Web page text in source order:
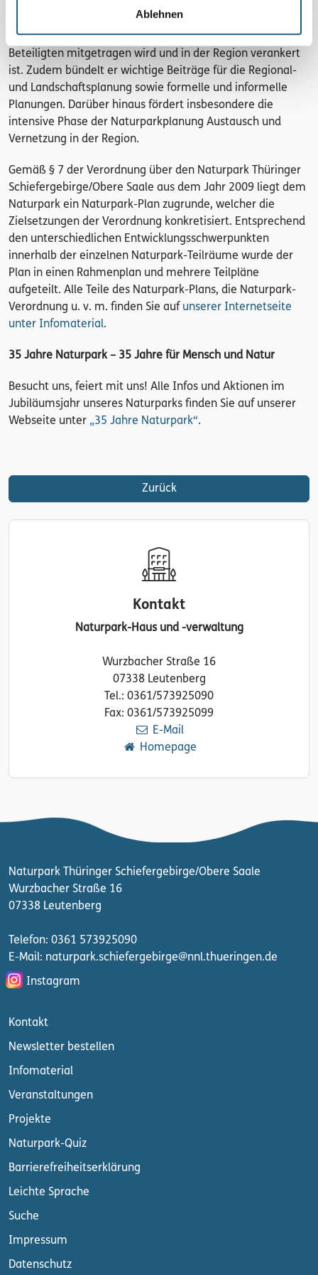
Ablehnen
Regionalentwicklung ist alles im Naturpark-Plan vertreten.
Er ist als gemeinsames Leitbild zu verstehen, das von allen
Beteiligten mitgetragen wird und in der Region verankert
ist. Zudem bündelt er wichtige Beiträge für die Regional-
und Landschaftsplanung sowie formelle und informelle
Planungen. Darüber hinaus fördert insbesondere die
intensive Phase der Naturparkplanung Austausch und
Vernetzung in der Region.
Gemäß § 7 der Verordnung über den Naturpark Thüringer
Schiefergebirge/Obere Saale aus dem Jahr 2009 liegt dem
Naturpark ein Naturpark-Plan zugrunde, welcher die
Zielsetzungen der Verordnung konkretisiert. Entsprechend
den unterschiedlichen Entwicklungsschwerpunkten
innerhalb der einzelnen Naturpark-Teilräume wurde der
Plan in einen Rahmenplan und mehrere Teilpläne
aufgeteilt. Alle Teile des Naturpark-Plans, die Naturpark-
Verordnung u. v. m. finden Sie auf unserer Internetseite
unter Infomaterial.
35 Jahre Naturpark – 35 Jahre für Mensch und Natur
Besucht uns, feiert mit uns! Alle Infos und Aktionen im
Jubiläumsjahr unseres Naturparks finden Sie auf unserer
Webseite unter „35 Jahre Naturpark“.
Zurück
Kontakt
Naturpark-Haus und -verwaltung
Wurzbacher Straße 16
07338 Leutenberg
Tel.: 0361/573925090
Fax: 0361/573925099
E-Mail
Homepage
Naturpark Thüringer Schiefergebirge/Obere Saale
Wurzbacher Straße 16
07338 Leutenberg
Telefon: 0361 573925090
E-Mail: naturpark.schiefergebirge@nnl.thueringen.de
Instagram
Kontakt
Newsletter bestellen
Infomaterial
Veranstaltungen
Projekte
Naturpark-Quiz
Barrierefreiheitserklärung
Leichte Sprache
Suche
Impressum
Datenschutz